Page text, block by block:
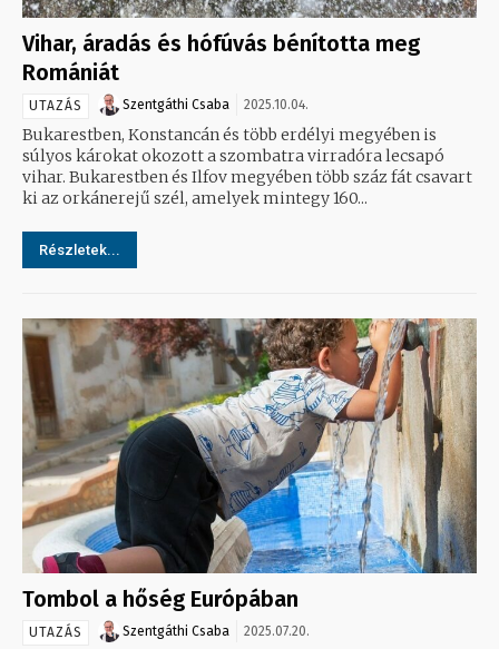
Vihar, áradás és hófúvás bénította meg
Romániát
UTAZÁS Szentgáthi Csaba 2025.10.04.
Bukarestben, Konstancán és több erdélyi megyében is
súlyos károkat okozott a szombatra virradóra lecsapó
vihar. Bukarestben és Ilfov megyében több száz fát csavart
ki az orkánerejű szél, amelyek mintegy 160...
Részletek...
Tombol a hőség Európában
UTAZÁS Szentgáthi Csaba 2025.07.20.